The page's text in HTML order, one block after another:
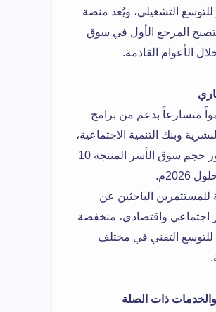
التشغيلي، ويُعد منصة
المرجع الأول في سوق
الأعوام القادمة.
متسارعاً بدعم من برامج
وبنك التنمية الاجتماعية،
ويُتوقع أن يتجاوز حجم سوق الأسر المنتجة 10
للمستثمرين الباحثين عن
اجتماعي واقتصادي، منخفضة
للتوسع التقني في مختلف
والخدمات ذات الصلة